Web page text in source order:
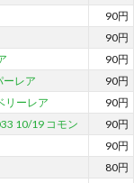
90円
90円
90円
ーレア
90円
リーレア
90円
10/19 コモン
90円
90円
80円